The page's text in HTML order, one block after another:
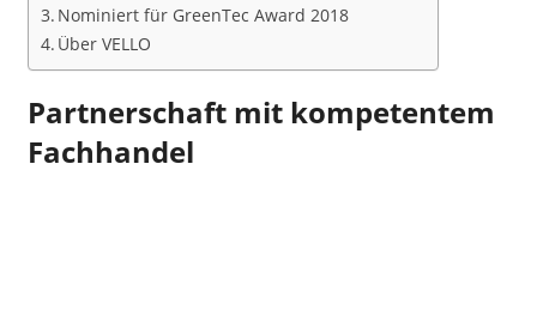
Nominiert für GreenTec Award 2018
Über VELLO
Partnerschaft mit kompetentem
Fachhandel